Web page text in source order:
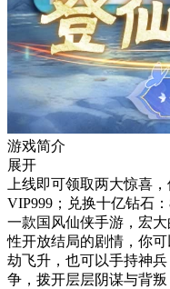
游戏简介
展开
上线即可领取两大惊喜
VIP999；兑换十亿钻石
一款国风仙侠手游，宏
性开放结局的剧情，你
劫飞升，也可以手持神
争，拨开层层阴谋与背